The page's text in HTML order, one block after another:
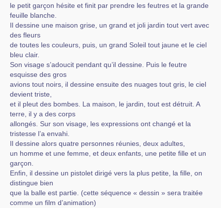
le petit garçon hésite et finit par prendre les feutres et la grande
feuille blanche.
Il dessine une maison grise, un grand et joli jardin tout vert avec
des fleurs
de toutes les couleurs, puis, un grand Soleil tout jaune et le ciel
bleu clair.
Son visage s’adoucit pendant qu’il dessine. Puis le feutre
esquisse des gros
avions tout noirs, il dessine ensuite des nuages tout gris, le ciel
devient triste,
et il pleut des bombes. La maison, le jardin, tout est détruit. A
terre, il y a des corps
allongés. Sur son visage, les expressions ont changé et la
tristesse l’a envahi.
Il dessine alors quatre personnes réunies, deux adultes,
un homme et une femme, et deux enfants, une petite fille et un
garçon.
Enfin, il dessine un pistolet dirigé vers la plus petite, la fille, on
distingue bien
que la balle est partie. (cette séquence « dessin » sera traitée
comme un film d’animation)